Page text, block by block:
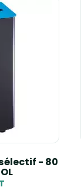
- 80